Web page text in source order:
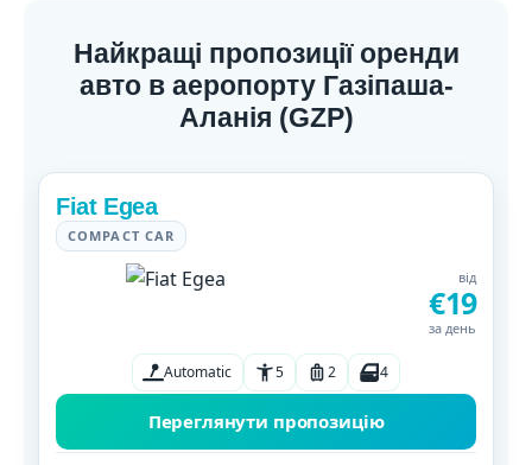
Найкращі пропозиції оренди
авто в аеропорту Газіпаша-
Аланія (GZP)
Fiat Egea
COMPACT CAR
від
€19
за день
Automatic 5 2 4
Переглянути пропозицію